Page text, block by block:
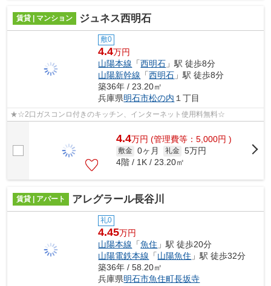
賃貸 | マンション ジュネス西明石
敷0
4.4万円
山陽本線 「西明石 」駅 徒歩8分
山陽新幹線 「西明石 」駅 徒歩8分
築36年 / 23.20㎡
兵庫県明石市松の内 １丁目
★☆2口ガスコンロ付きのキッチン、インターネット使用料無料☆
4.4万円 (管理費等：5,000円 )
敷金 0ヶ月 礼金 5万円
4階 / 1K / 23.20㎡
賃貸 | アパート アレグラール長谷川
礼0
4.45万円
山陽本線 「魚住 」駅 徒歩20分
山陽電鉄本線 「山陽魚住 」駅 徒歩32分
築36年 / 58.20㎡
兵庫県明石市魚住町長坂寺